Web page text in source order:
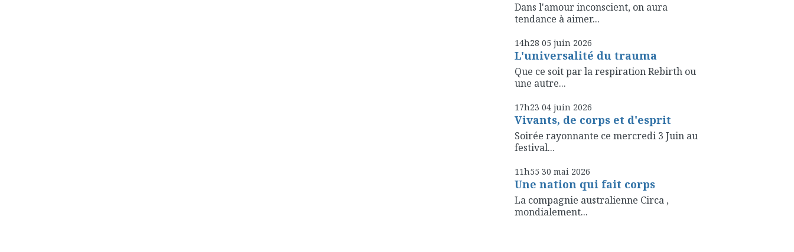
Dans l'amour inconscient, on aura
tendance à aimer...
14h28 05 juin 2026
L'universalité du trauma
Que ce soit par la respiration Rebirth ou
une autre...
17h23 04 juin 2026
Vivants, de corps et d'esprit
Soirée rayonnante ce mercredi 3 Juin au
festival...
11h55 30 mai 2026
Une nation qui fait corps
La compagnie australienne Circa ,
mondialement...